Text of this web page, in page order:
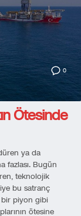
0
Ötesinde
ya da
fazlası. Bugün
teknolojik
bu satranç
bir piyon gibi
ötesine